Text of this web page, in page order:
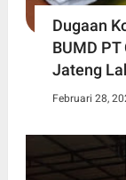
Dugaan
BUMD
Jateng
Februari 28,